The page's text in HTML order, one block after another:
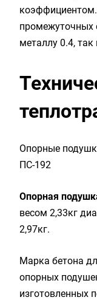
коэффициентом.
промежуточных
металлу 0.4,
Опорные
ПС-192
Опорная
весом 2,33кг
2,97кг.
Марка бетона
опорных
изготовленных